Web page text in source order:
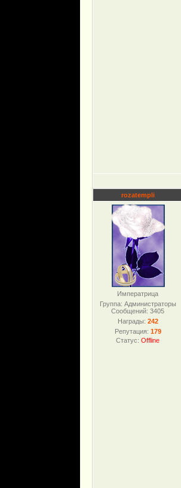
rozatempli
Императрица
Группа: Администраторы
Сообщений:3405
Награды: 242
Репутация: 179
Статус:Offline